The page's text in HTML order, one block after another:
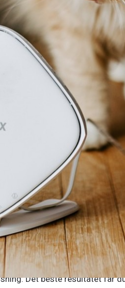
dekning
hjemmesentralen (ruteren)
for rekkevidden til
, og de svekkes
varmekabler eller vannbåren
er alt fra kaffetraktere til
mange enheter for wifi-
nettverkskabel, jo bedre
signalet som sendes fra
Det beste resultatet får